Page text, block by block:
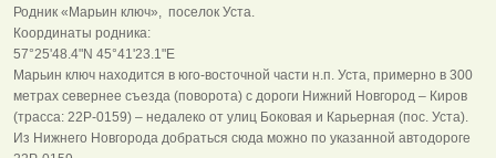
Родник «Марьин ключ», поселок Уста.
Координаты родника:
57°25'48.4"N 45°41'23.1"E
Марьин ключ находится в юго-восточной части н.п. Уста, примерно в 300
метрах севернее съезда (поворота) с дороги Нижний Новгород – Киров
(трасса: 22Р-0159) – недалеко от улиц Боковая и Карьерная (пос. Уста).
Из Нижнего Новгорода добраться сюда можно по указанной автодороге